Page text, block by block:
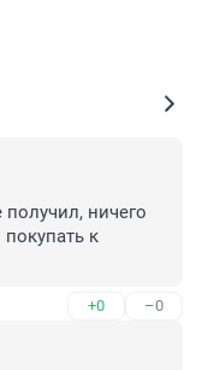
получил, ничего
к
+0 –0